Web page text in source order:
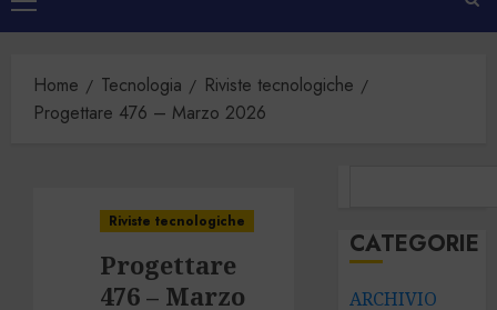
principale
Home Tecnologia
Riviste tecnologiche
Progettare 476 – Marzo 2026
Riviste tecnologiche
Progettare
476 – Marzo
CATEGORIE
ARCHIVIO